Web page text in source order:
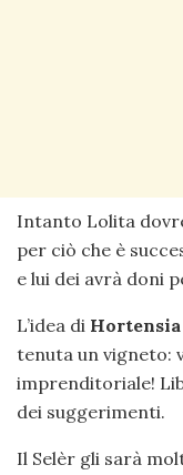
Intanto Lolita
per ciò che è
e lui dei avrà doni
L’idea di Hortensia
tenuta un vigneto:
imprenditoriale!
dei suggerimenti.
Il Selèr gli sarà